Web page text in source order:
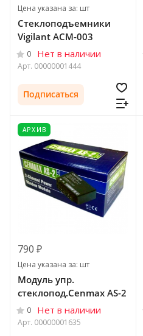
Цена указана за: шт
Стеклоподъемники
Vigilant ACM-003
0 Нет в наличии
Арт. 00000001444
Подписаться
АРХИВ
790 ₽
Цена указана за: шт
Модуль упр.
стеклопод.Cenmax AS-2
0 Нет в наличии
Арт. 00000001635